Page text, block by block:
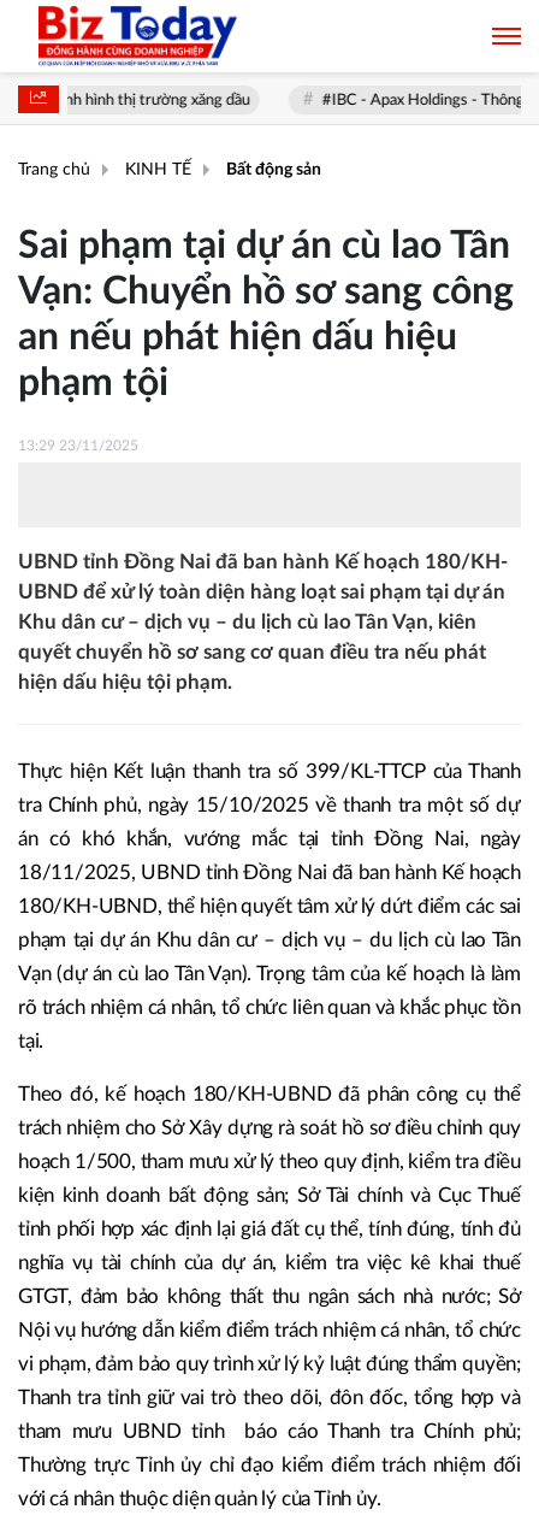
thị trường xăng dầu #IBC - Apax Holdings - Thông Tin &
Trang chủ KINH TẾ Bất động sản
Sai phạm tại dự án cù lao Tân
Vạn: Chuyển hồ sơ sang công
an nếu phát hiện dấu hiệu
phạm tội
13:29 23/11/2025
UBND tỉnh Đồng Nai đã ban hành Kế hoạch 180/KH-
UBND để xử lý toàn diện hàng loạt sai phạm tại dự án
Khu dân cư – dịch vụ – du lịch cù lao Tân Vạn, kiên
quyết chuyển hồ sơ sang cơ quan điều tra nếu phát
hiện dấu hiệu tội phạm.
Thực hiện Kết luận thanh tra số 399/KL-TTCP của Thanh
tra Chính phủ, ngày 15/10/2025 về thanh tra một số dự
án có khó khắn, vướng mắc tại tỉnh Đồng Nai, ngày
18/11/2025, UBND tỉnh Đồng Nai đã ban hành Kế hoạch
180/KH-UBND, thể hiện quyết tâm xử lý dứt điểm các sai
phạm tại dự án Khu dân cư – dịch vụ – du lịch cù lao Tân
Vạn (dự án cù lao Tân Vạn). Trọng tâm của kế hoạch là làm
rõ trách nhiệm cá nhân, tổ chức liên quan và khắc phục tồn
tại.
Theo đó, kế hoạch 180/KH-UBND đã phân công cụ thể
trách nhiệm cho Sở Xây dựng rà soát hồ sơ điều chỉnh quy
hoạch 1/500, tham mưu xử lý theo quy định, kiểm tra điều
kiện kinh doanh bất động sản; Sở Tài chính và Cục Thuế
tỉnh phối hợp xác định lại giá đất cụ thể, tính đúng, tính đủ
nghĩa vụ tài chính của dự án, kiểm tra việc kê khai thuế
GTGT, đảm bảo không thất thu ngân sách nhà nước; Sở
Nội vụ hướng dẫn kiểm điểm trách nhiệm cá nhân, tổ chức
vi phạm, đảm bảo quy trình xử lý kỷ luật đúng thẩm quyền;
Thanh tra tỉnh giữ vai trò theo dõi, đôn đốc, tổng hợp và
tham mưu UBND tỉnh báo cáo Thanh tra Chính phủ;
Thường trực Tỉnh ủy chỉ đạo kiểm điểm trách nhiệm đối
với cá nhân thuộc diện quản lý của Tỉnh ủy.